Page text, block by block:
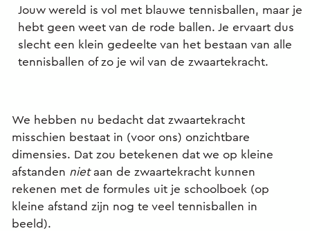
Jouw wereld is vol met blauwe tennisballen, maar je
hebt geen weet van de rode ballen. Je ervaart dus
slecht een klein gedeelte van het bestaan van alle
tennisballen of zo je wil van de zwaartekracht.
We hebben nu bedacht dat zwaartekracht
misschien bestaat in (voor ons) onzichtbare
dimensies. Dat zou betekenen dat we op kleine
afstanden nietaan de zwaartekracht kunnen
rekenen met de formules uit je schoolboek (op
kleine afstand zijn nog te veel tennisballen in
beeld).